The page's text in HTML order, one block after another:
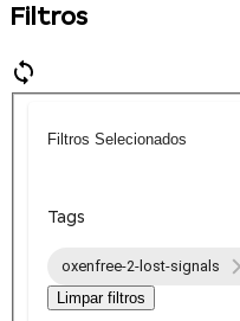
Filtros
Filtros Selecionados
Tags
oxenfree-2-lost-signals
Limpar filtros